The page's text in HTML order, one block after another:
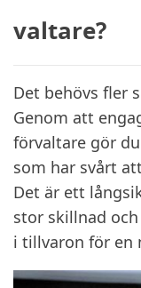
valtare?
Det behövs fler
Genom att
förvaltare gör
som har svårt
Det är ett
stor skillnad
i tillvaron för en